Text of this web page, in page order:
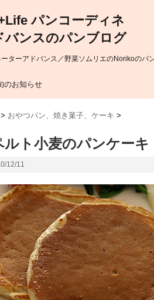
ターアドバンス／野菜ソムリエのNorikoのパ
お知らせ
> おやつパン、焼き菓子、ケーキ >
ルト小麦のパンケーキ
12/11